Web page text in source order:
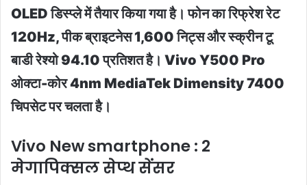
OLED डिस्प्ले में तैयार किया गया है। फोन का रिफ्रेश रेट
120Hz, पीक ब्राइटनेस 1,600 निट्स और स्क्रीन टू
बाडी रेश्यो 94.10 प्रतिशत है। Vivo Y500 Pro
ओक्टा-कोर 4nm MediaTek Dimensity 7400
चिपसेट पर चलता है।
Vivo New smartphone : 2
मेगापिक्सल सेप्थ सेंसर